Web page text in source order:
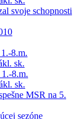
svoje schopnosti
8.m.
sk.
8.m.
sk.
MSR na 5.
sezóne